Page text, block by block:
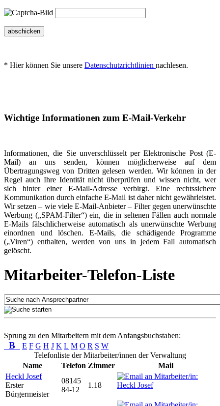
abschicken
* Hier können Sie unsere Datenschutzrichtlinien nachlesen.
Wichtige Informationen zum E-Mail-Verkehr
Informationen, die Sie unverschlüsselt per Elektronische Post (E-
Mail) an uns senden, können möglicherweise auf dem
Übertragungsweg von Dritten gelesen werden. Wir können in der
Regel auch Ihre Identität nicht überprüfen und wissen nicht, wer
sich hinter einer E-Mail-Adresse verbirgt. Eine rechtssichere
Kommunikation durch einfache E-Mail ist daher nicht gewährleistet.
Wir setzen – wie viele E-Mail-Anbieter – Filter gegen unerwünschte
Werbung („SPAM-Filter“) ein, die in seltenen Fällen auch normale
E-Mails fälschlicherweise automatisch als unerwünschte Werbung
einordnen und löschen. E-Mails, die schädigende Programme
(„Viren“) enthalten, werden von uns in jedem Fall automatisch
gelöscht.
Mitarbeiter-Telefon-Liste
Sprung zu den Mitarbeitern mit dem Anfangsbuchstaben:
B E F G H J K L M O R S W
Telefonliste der Mitarbeiter/innen der Verwaltung
Name
Telefon Zimmer
Mail
Heckl Josef
Erster
Bürgermeister
08145
84-12
1.18